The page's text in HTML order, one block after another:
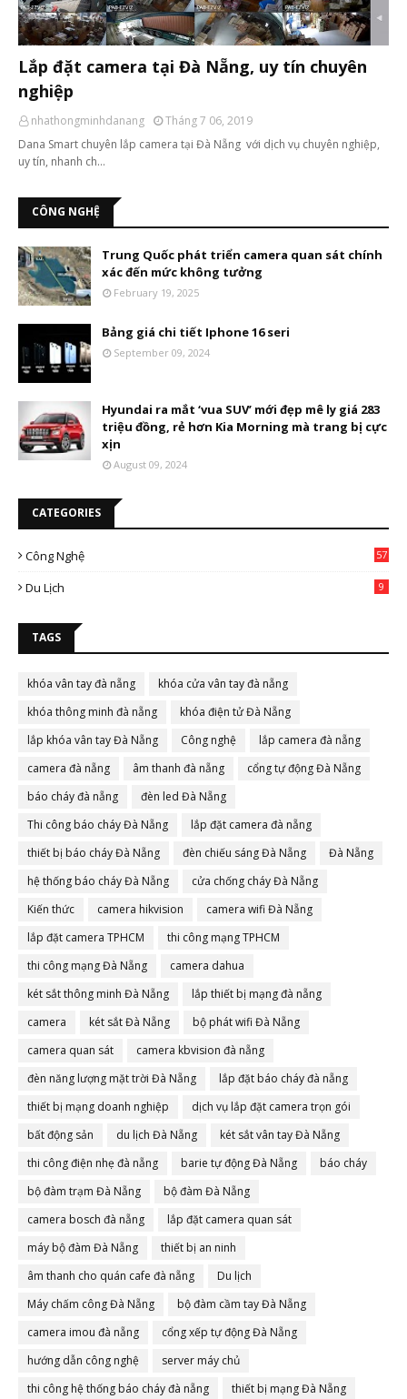
Lắp đặt camera tại Đà Nẵng, uy tín chuyên
nghiệp
nhathongminhdanang
Tháng 7 06, 2019
Dana Smart chuyên lắp camera tại Đà Nẵng với dịch vụ chuyên nghiệp,
uy tín, nhanh ch…
CÔNG NGHỆ
Trung Quốc phát triển camera quan sát chính
xác đến mức không tưởng
February 19, 2025
Bảng giá chi tiết Iphone 16 seri
September 09, 2024
Hyundai ra mắt ‘vua SUV’ mới đẹp mê ly giá 283
triệu đồng, rẻ hơn Kia Morning mà trang bị cực
xịn
August 09, 2024
CATEGORIES
Công Nghệ 57
Du Lịch 9
TAGS
khóa vân tay đà nẵng
khóa cửa vân tay đà nẵng
khóa thông minh đà nẵng
khóa điện tử Đà Nẵng
lắp khóa vân tay Đà Nẵng
Công nghệ
lắp camera đà nẵng
camera đà nẵng
âm thanh đà nẵng
cổng tự động Đà Nẵng
báo cháy đà nẵng
đèn led Đà Nẵng
Thi công báo cháy Đà Nẵng
lắp đặt camera đà nẵng
thiết bị báo cháy Đà Nẵng
đèn chiếu sáng Đà Nẵng
Đà Nẵng
hệ thống báo cháy Đà Nẵng
cửa chống cháy Đà Nẵng
Kiến thức
camera hikvision
camera wifi Đà Nẵng
lắp đặt camera TPHCM
thi công mạng TPHCM
thi công mạng Đà Nẵng
camera dahua
két sắt thông minh Đà Nẵng
lắp thiết bị mạng đà nẵng
camera
két sắt Đà Nẵng
bộ phát wifi Đà Nẵng
camera quan sát
camera kbvision đà nẵng
đèn năng lượng mặt trời Đà Nẵng
lắp đặt báo cháy đà nẵng
thiết bị mạng doanh nghiệp
dịch vụ lắp đặt camera trọn gói
bất động sản
du lịch Đà Nẵng
két sắt vân tay Đà Nẵng
thi công điện nhẹ đà nẵng
barie tự động Đà Nẵng
báo cháy
bộ đàm trạm Đà Nẵng
bộ đàm Đà Nẵng
camera bosch đà nẵng
lắp đặt camera quan sát
máy bộ đàm Đà Nẵng
thiết bị an ninh
âm thanh cho quán cafe đà nẵng
Du lịch
Máy chấm công Đà Nẵng
bộ đàm cầm tay Đà Nẵng
camera imou đà nẵng
cổng xếp tự động Đà Nẵng
hướng dẫn công nghệ
server máy chủ
thi công hệ thống báo cháy đà nẵng
thiết bị mạng Đà Nẵng